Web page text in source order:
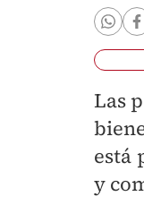
Las
está
y